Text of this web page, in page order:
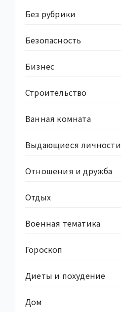
Без рубрики
Безопасность
Бизнес
Строительство
Ванная комната
Выдающиеся личности
Отношения и дружба
Отдых
Военная тематика
Гороскоп
Диеты и похудение
Дом